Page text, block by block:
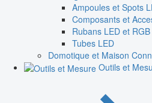
Ampoules et Spots
Composants et
Rubans LED et RGB
Tubes LED
Domotique et Maison
Outils et